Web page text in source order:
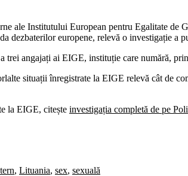
ale Institutului European pentru Egalitate
dezbaterilor europene, relevă o investigație a
angajați ai EIGE, instituție care numără,
situații înregistrate la EIGE relevă cât de
la EIGE, citește investigația completă de pe
, Lituania, sex, sexuală